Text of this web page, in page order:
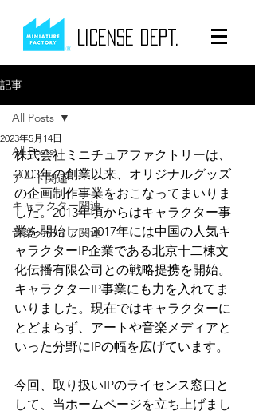
LICENSE dept.
記事
All Posts
アート関連
キャラクター関連
音楽メディア関連
All Posts
2023年5月14日
株式会社ミニチュアファクトリーは、
2003年の創業以来、オリジナルグッズ
の企画制作事業をおこなってまいりま
した。2013年頃からはキャラクター事
業を開始し、2017年には中国の人気キ
ャラクターIP企業である北京十二棟文
化伝播有限公司との戦略提携を開始。
キャラクターIP事業にも力を入れてま
いりました。現在ではキャラクターに
とどまらず、アートや音楽メディアと
いった分野にIPの幅を広げています。
今回、取り扱いIPのライセンス窓口と
して、当ホームページを立ち上げまし